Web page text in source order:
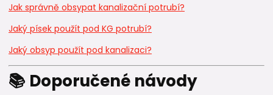
Jak správně obsypat kanalizační potrubí?
Jaký písek použít pod KG potrubí?
Jaký obsyp použít pod kanalizaci?
📚 Doporučené návody